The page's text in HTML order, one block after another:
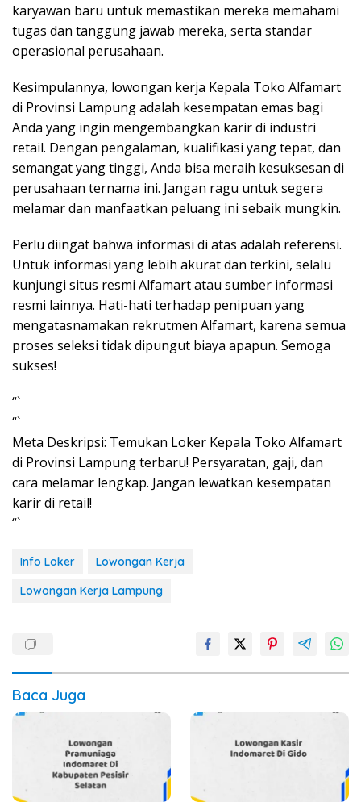
karyawan baru untuk memastikan mereka memahami
tugas dan tanggung jawab mereka, serta standar
operasional perusahaan.
Kesimpulannya, lowongan kerja Kepala Toko Alfamart
di Provinsi Lampung adalah kesempatan emas bagi
Anda yang ingin mengembangkan karir di industri
retail. Dengan pengalaman, kualifikasi yang tepat, dan
semangat yang tinggi, Anda bisa meraih kesuksesan di
perusahaan ternama ini. Jangan ragu untuk segera
melamar dan manfaatkan peluang ini sebaik mungkin.
Perlu diingat bahwa informasi di atas adalah referensi.
Untuk informasi yang lebih akurat dan terkini, selalu
kunjungi situs resmi Alfamart atau sumber informasi
resmi lainnya. Hati-hati terhadap penipuan yang
mengatasnamakan rekrutmen Alfamart, karena semua
proses seleksi tidak dipungut biaya apapun. Semoga
sukses!
“`
“`
Meta Deskripsi: Temukan Loker Kepala Toko Alfamart
di Provinsi Lampung terbaru! Persyaratan, gaji, dan
cara melamar lengkap. Jangan lewatkan kesempatan
karir di retail!
“`
Info Loker
Lowongan Kerja
Lowongan Kerja Lampung
Baca Juga